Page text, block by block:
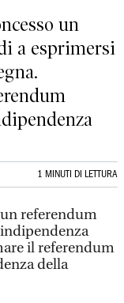
un
a esprimersi
1 MINUTI DI LETTURA
un referendum
il referendum
della